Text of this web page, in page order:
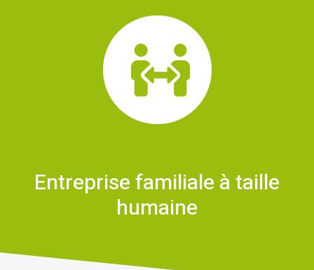
Entreprise familiale à taille
humaine